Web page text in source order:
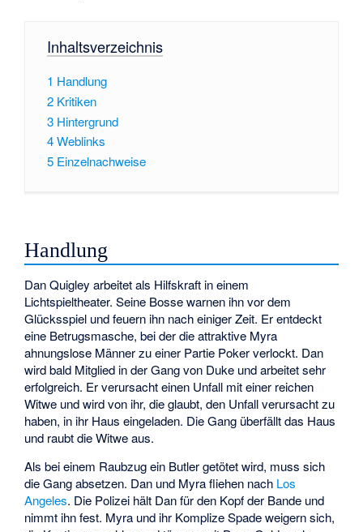
Inhaltsverzeichnis
1 Handlung
2 Kritiken
3 Hintergrund
4Weblinks
5 Einzelnachweise
Handlung
Dan Quigley arbeitet als Hilfskraft in einem
Lichtspieltheater. Seine Bosse warnen ihn vor dem
Glücksspiel und feuern ihn nach einiger Zeit. Er entdeckt
eine Betrugsmasche, bei der die attraktive Myra
ahnungslose Männer zu einer Partie Poker verlockt. Dan
wird bald Mitglied in der Gang von Duke und arbeitet sehr
erfolgreich. Er verursacht einen Unfall mit einer reichen
Witwe und wird von ihr, die glaubt, den Unfall verursacht zu
haben, in ihr Haus eingeladen. Die Gang überfällt das Haus
und raubt die Witwe aus.
Als bei einem Raubzug ein Butler getötet wird, muss sich
die Gang absetzen. Dan und Myra fliehen nach Los
Angeles. Die Polizei hält Dan für den Kopf der Bande und
nimmt ihn fest. Myra und ihr Komplize Spade weigern sich,